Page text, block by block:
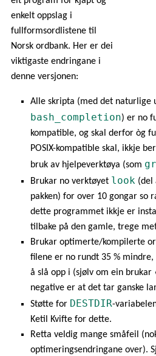
enkelt oppslag i
fullformsordlistene til
Norsk ordbank. Her er dei
viktigaste endringane i
denne versjonen:
Alle skripta (med det naturlige
bash_completion) er no
kompatible, og skal derfor òg
POSIX-kompatible skal, ikkje
bruk av hjelpeverktøya (som
Brukar no verktøyet look(del
pakken) for over 10 gongar so
dette programmet ikkje er
tilbake på den gamle, trege
Brukar optimerte/kompilerte
filene er no rundt 35 %
å slå opp i (sjølv om ein brukar
negative er at det tar ganske
Støtte for DESTDIR-
Ketil Kvifte for dette.
Retta veldig mange småfeil
optimeringsendringane over).